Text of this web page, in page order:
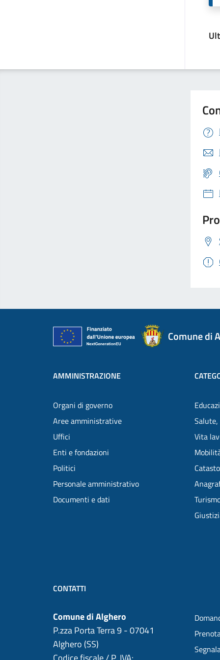
Comune di
AMMINISTRAZIONE
Organi di governo
Aree amministrative
Uffici
Enti e fondazioni
Politici
Personale amministrativo
Documenti e dati
Salute,
Vita
CONTATTI
Comune di Alghero
P.zza Porta Terra 9 - 07041
Alghero (SS)